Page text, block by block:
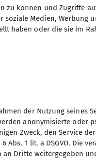
vom 18.-20.10.2024
zu können und Zugriffe
Medien, Werbung
haben oder die sie im
der Nutzung seines
anonymisierte oder
Zweck, den Service
1 lit. a DSGVO. Die
an Dritte weitergegeben